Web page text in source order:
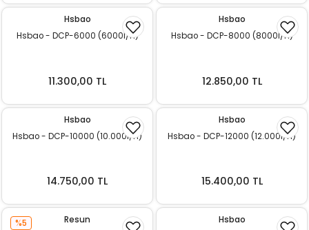
Hsbao
Hsbao - DCP-6000 (6000l/h)
11.300,00 TL
Hsbao
Hsbao - DCP-8000 (8000l/h)
12.850,00 TL
Hsbao
Hsbao - DCP-10000 (10.000l/h)
14.750,00 TL
Hsbao
Hsbao - DCP-12000 (12.000l/h)
15.400,00 TL
%5
Resun
Hsbao